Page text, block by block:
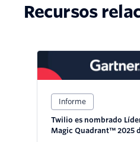
Recursos
Informe
Twilio es nombrado
Magic Quadrant™ 2025